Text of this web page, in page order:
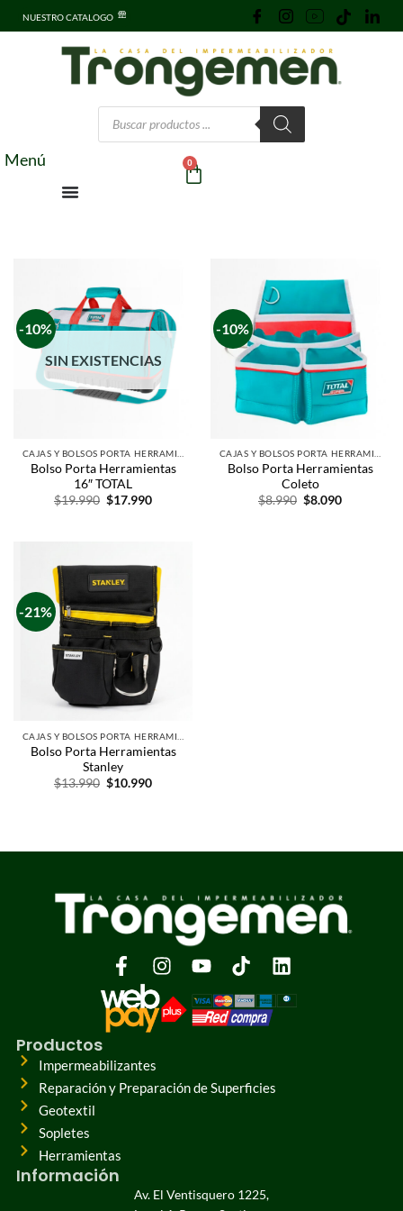
NUESTRO CATALOGO
Menú 0
-10%
SIN EXISTENCIAS
Bolso Porta Herramientas
16″ TOTAL
$19.990 $17.990
-10%
Bolso Porta Herramientas
Coleto
$8.990 $8.090
-21%
Bolso Porta Herramientas
Stanley
$13.990 $10.990
Información
Av. El Ventisquero 1225,
Productos
Impermeabilizantes
Reparación y Preparación de Superficies
Geotextil
Sopletes
Herramientas